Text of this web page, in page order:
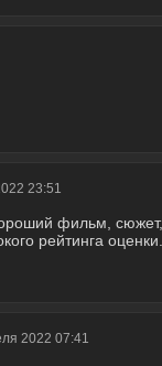
23:51
фильм,
рейтинга
2022 07:41